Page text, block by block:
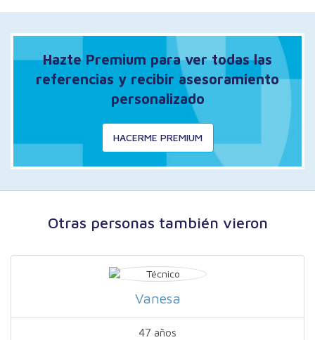
Hazte Premium para ver todas las
referencias y recibir asesoramiento
personalizado
HACERME PREMIUM
Otras personas también vieron
Vanesa
47 años